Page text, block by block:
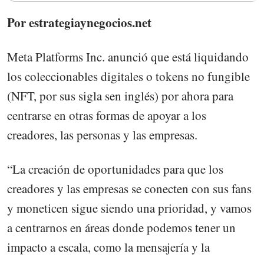
Por estrategiaynegocios.net
Meta Platforms Inc. anunció que está liquidando
los coleccionables digitales o tokens no fungible
(NFT, por sus sigla sen inglés) por ahora para
centrarse en otras formas de apoyar a los
creadores, las personas y las empresas.
“La creación de oportunidades para que los
creadores y las empresas se conecten con sus fans
y moneticen sigue siendo una prioridad, y vamos
a centrarnos en áreas donde podemos tener un
impacto a escala, como la mensajería y la